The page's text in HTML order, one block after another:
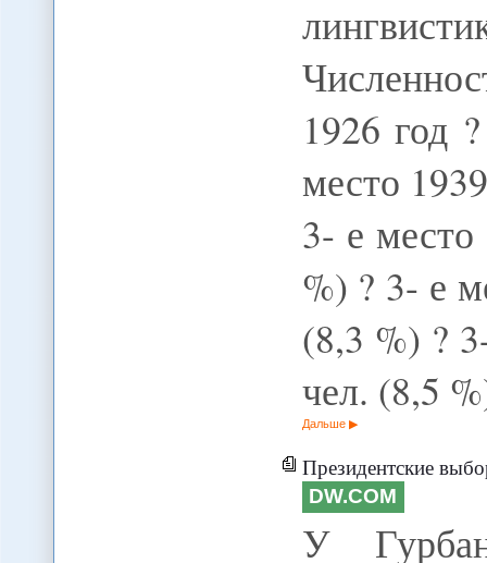
1926 год
место
3- е
%) ? 3- е
(8,3 %) ?
чел. (8,5
Дальше
Президентские
DW.COM
У